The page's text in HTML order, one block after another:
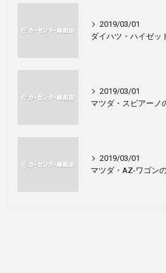
2019/03/01
2019/03/01
2019/03/01